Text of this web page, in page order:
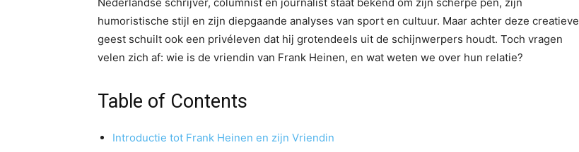
humoristische stijl en zijn diepgaande analyses van sport en cultuur. Maar achter deze creatieve
geest schuilt ook een privéleven dat hij grotendeels uit de schijnwerpers houdt. Toch vragen
velen zich af: wie is de vriendin van Frank Heinen, en wat weten we over hun relatie?
Table of Contents
Introductie tot Frank Heinen en zijn Vriendin